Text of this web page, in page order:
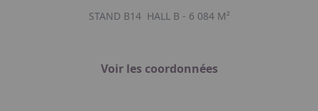
STAND B14 HALL B - 6 084 M²
Voir les coordonnées